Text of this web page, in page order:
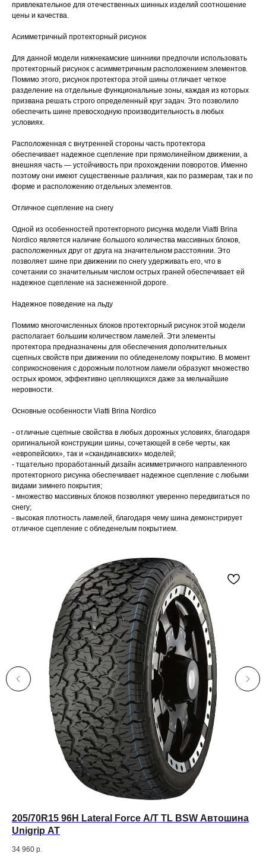
привлекательное для отечественных шинных изделий соотношение
цены и качества.
Асимметричный протекторный рисунок
Для данной модели нижнекамские шинники предпочли использовать
протекторный рисунок с асимметричным расположением элементов.
Помимо этого, рисунок протектора этой шины отличает четкое
разделение на отдельные функциональные зоны, каждая из которых
призвана решать строго определенный круг задач. Это позволило
обеспечить шине превосходную производительность в любых
условиях.
Расположенная с внутренней стороны часть протектора
обеспечивает надежное сцепление при прямолинейном движении, а
внешняя часть — устойчивость при прохождении поворотов. Именно
поэтому они имеют существенные различия, как по размерам, так и по
форме и расположению отдельных элементов.
Отличное сцепление на снегу
Одной из особенностей протекторного рисунка модели Viatti Brina
Nordico является наличие большого количества массивных блоков,
расположенных друг от друга на значительном расстоянии. Это
позволяет шине при движении по снегу удерживать его, что в
сочетании со значительным числом острых граней обеспечивает ей
надежное сцепление на заснеженной дороге.
Надежное поведение на льду
Помимо многочисленных блоков протекторный рисунок этой модели
располагает большим количеством ламелей. Эти элементы
протектора предназначены для обеспечения дополнительных
сцепных свойств при движении по обледенелому покрытию. В момент
соприкосновения с дорожным полотном ламели образуют множество
острых кромок, эффективно цепляющихся даже за мельчайшие
неровности.
Основные особенности Viatti Brina Nordico
- отличные сцепные свойства в любых дорожных условиях, благодаря
оригинальной конструкции шины, сочетающей в себе черты, как
«европейских», так и «скандинавских» моделей;
- тщательно проработанный дизайн асимметричного направленного
протекторного рисунка обеспечивает надежное сцепление с любыми
видами зимнего покрытия;
- множество массивных блоков позволяют уверенно передвигаться по
снегу;
- высокая плотность ламелей, благодаря чему шина демонстрирует
отличное сцепление с обледенелым покрытием.
205/70R15 96H Lateral Force A/T TL BSW Автошина
Unigrip АТ
34 960 р.